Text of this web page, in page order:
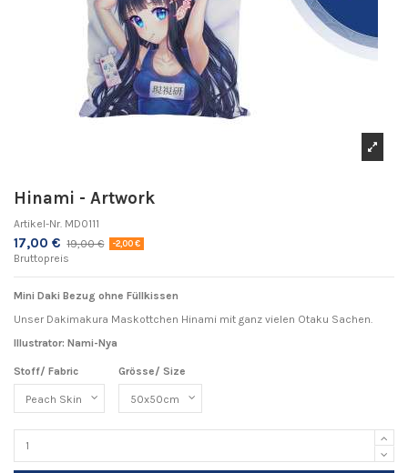
Hinami - Artwork
Artikel-Nr. MD0111
17,00 € 19,00 € -2,00 €
Bruttopreis
Mini Daki Bezug ohne Füllkissen
Unser Dakimakura Maskottchen Hinami mit ganz vielen Otaku Sachen.
Illustrator: Nami-Nya
Stoff/ Fabric Grösse/ Size